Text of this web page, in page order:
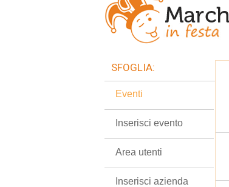
SFOGLIA:
Eventi
Inserisci evento
Area utenti
Inserisci azienda